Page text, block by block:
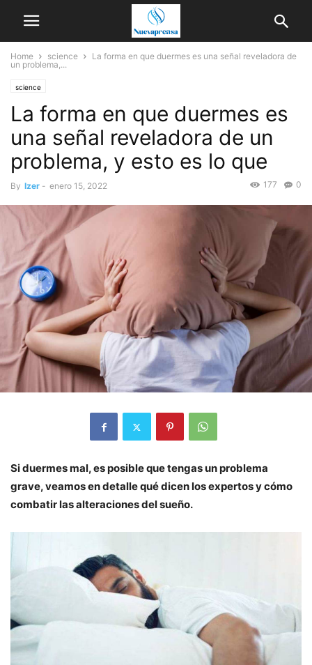
Home science
La forma en que duermes es una señal reveladora de
un problema,...
science
La forma en que duermes es
una señal reveladora de un
problema, y ​​esto es lo que
By Izer - enero 15, 2022 0
177
Si duermes mal, es posible que tengas un problema
grave, veamos en detalle qué dicen los expertos y cómo
combatir las alteraciones del sueño.